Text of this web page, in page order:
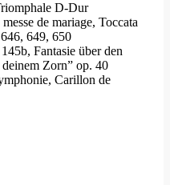
D-Dur
de mariage, Toccata
649, 650
Fantasie über den
Zorn” op. 40
Carillon de